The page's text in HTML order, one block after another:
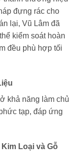
đựng rác cho
lại, Vũ Lâm đã
kiểm soát hoàn
đều phù hợp tối
khả năng làm chủ
tạp, đáp ứng
Loại và Gỗ